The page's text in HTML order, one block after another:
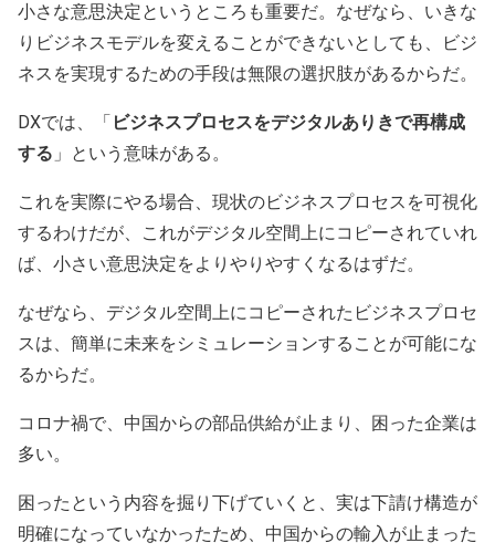
小さな意思決定というところも重要だ。なぜなら、いきな
りビジネスモデルを変えることができないとしても、ビジ
ネスを実現するための手段は無限の選択肢があるからだ。
DXでは、「 ビジネスプロセスをデジタルありきで再構成
する 」という意味がある。
これを実際にやる場合、現状のビジネスプロセスを可視化
するわけだが、これがデジタル空間上にコピーされていれ
ば、小さい意思決定をよりやりやすくなるはずだ。
なぜなら、デジタル空間上にコピーされたビジネスプロセ
スは、簡単に未来をシミュレーションすることが可能にな
るからだ。
コロナ禍で、中国からの部品供給が止まり、困った企業は
多い。
困ったという内容を掘り下げていくと、実は下請け構造が
明確になっていなかったため、中国からの輸入が止まった